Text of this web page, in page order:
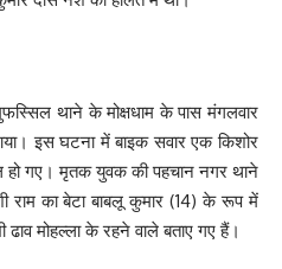
थाने के मोक्षधाम के पास मंगलवार
इस घटना में बाइक सवार एक किशोर
हो गए। मृतक युवक की पहचान नगर थाने
राम का बेटा बाबलू कुमार (14) के रूप में
मोहल्ला के रहने वाले बताए गए हैं।